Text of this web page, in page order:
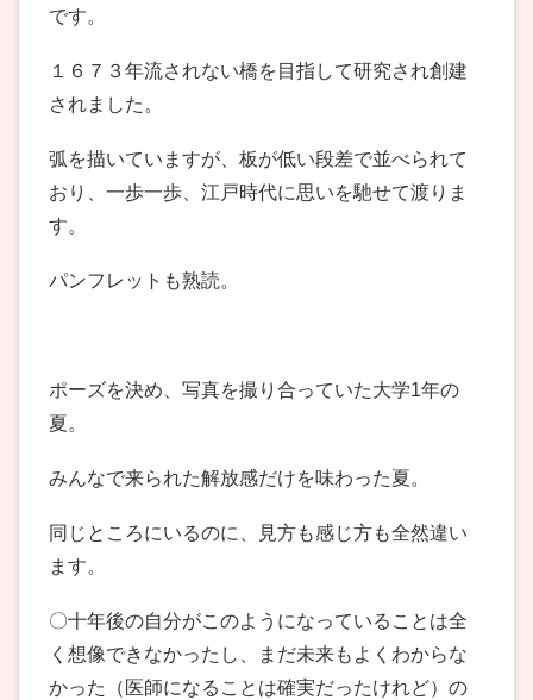
です。
１６７３年流されない橋を目指して研究され創建
されました。
弧を描いていますが、板が低い段差で並べられて
おり、一歩一歩、江戸時代に思いを馳せて渡りま
す。
パンフレットも熟読。
ポーズを決め、写真を撮り合っていた大学1年の
夏。
みんなで来られた解放感だけを味わった夏。
同じところにいるのに、見方も感じ方も全然違い
ます。
〇十年後の自分がこのようになっていることは全
く想像できなかったし、まだ未来もよくわからな
かった（医師になることは確実だったけれど）の